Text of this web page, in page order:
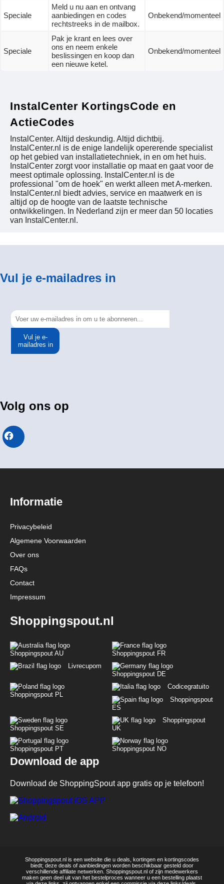
Speciale
Meld u nu aan en ontvang
aanbiedingen en codes
rechtstreeks in de mailbox.
Onbekend/momenteel
Speciale
Pak je krant en lees over
ons en neem enkele
beslissingen en koop dan
een nieuwe ketel.
Onbekend/momenteel
InstalCenter KortingsCode en
ActieCodes
InstalCenter. Altijd deskundig. Altijd dichtbij.
InstalCenter.nl is de enige landelijk opererende specialist
op het gebied van installatietechniek, in en om het huis.
InstalCenter zorgt voor installatie op maat en gaat voor de
meest optimale oplossing. InstalCenter.nl is de
professional "om de hoek" en werkt alleen met A-merken.
InstalCenter.nl biedt advies, service en maatwerk en is
altijd op de hoogte van de laatste technische
ontwikkelingen. In Nederland zijn er meer dan 50 locaties
van InstalCenter.nl.
Vul je e-mailadres in
Vul je e-
mailadres in
Volg ons op
Informatie
Privacybeleid
Algemene Voorwaarden
Over ons
FAQs
Contact
Impressum
Shoppingspout.nl
Shoppingspout AU
Shoppingspout FR
Livrecupom
Shoppingspout DE
Shoppingspout PL
Codicegratuito
Shoppingspout
ES
Shoppingspout SE
Shoppingspout
UK
Shoppingspout PT Shoppingspout NO
Download de app
Download de ShoppingSpout app gratis op je telefoon!
Shoppingspout.nl is een website die u deals, kortingen en kortingscodes
biedt; deze deals of aanbiedingen worden beschikbaar gesteld door
verschillende affiliate netwerken. Shoppingspout.nl of zijn medewerkers
maken geen deel uit van het bestelproces wanneer u een bestelling plaatst